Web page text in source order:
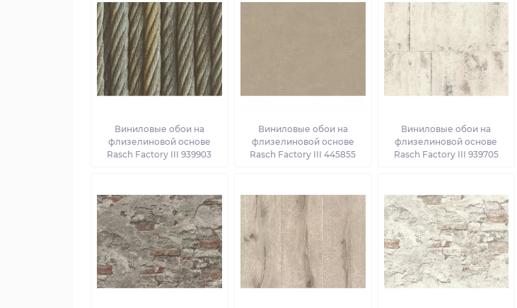
Виниловые обои на
флизелиновой основе
Rasch Factory III 939903
Виниловые обои на
флизелиновой основе
Rasch Factory III 445855
Виниловые обои на
флизелиновой основе
Rasch Factory III 939705